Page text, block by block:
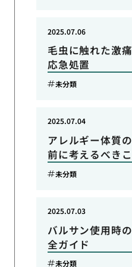
毛虫に触れた激
応急処置
2025.07.06
未分類
アレルギー体質
前に考えるべき
2025.07.04
未分類
バルサン使用時
全ガイド
2025.07.03
未分類